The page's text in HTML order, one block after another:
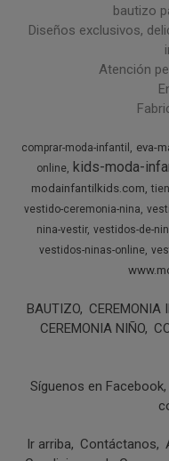
bautizo
Diseños exclusivos,
Atención
comprar-moda-infantil eva-
online kids-moda-
modainfantilkids.com
vestido-ceremonia-nina
nina-vestir vestidos-de-
vestidos-ninas-online
BAUTIZO CEREMONIA
CEREMONIA NIÑO
Síguenos en Facebook
Ir arriba Contáctanos